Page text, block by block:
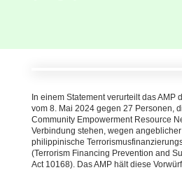
In einem Statement verurteilt das AMP
vom 8. Mai 2024 gegen 27 Personen,
Community Empowerment Resource
Verbindung stehen, wegen
philippinische
(Terrorism Financing Prevention and
Act 10168). Das AMP hält diese